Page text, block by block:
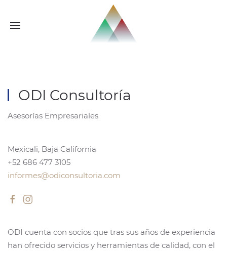
ODI Consultoría
Asesorías Empresariales
Mexicali, Baja California
+52 686 477 3105
informes@odiconsultoria.com
ODI cuenta con socios que tras sus años de experiencia
han ofrecido servicios y herramientas de calidad, con el